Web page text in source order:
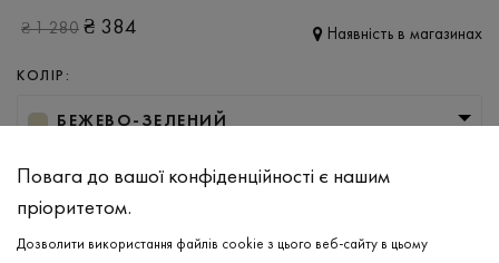
₴1 280 ₴ 384 Наявність в магазинах
КОЛІР:
БЕЖЕВО-ЗЕЛЕНИЙ
РОЗМІР
M L XL
Повага до вашої конфіденційності є нашим
пріоритетом.
Дозволити використання файлів cookie з цього веб-сайту в цьому